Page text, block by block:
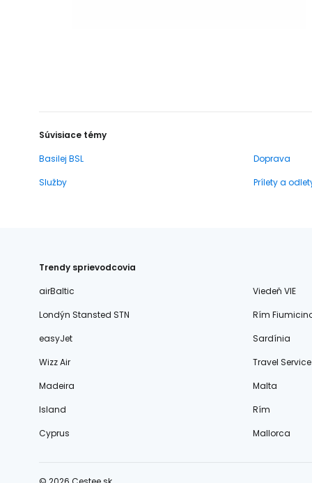
Súvisiace témy
Basilej BSL
Doprava
Služby
Prílety a
Trendy sprievodcovia
airBaltic
Viedeň VIE
Londýn Stansted STN
Rím
easyJet
Sardínia
Wizz Air
Travel Service
Madeira
Malta
Island
Rím
Cyprus
Mallorca